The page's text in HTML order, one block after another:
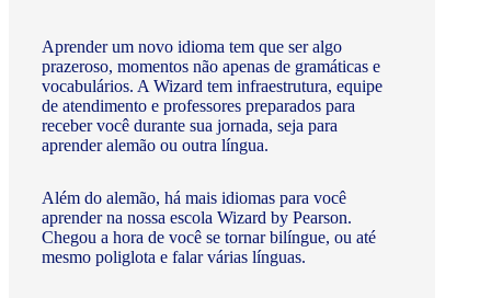
Aprender um novo idioma tem que ser algo
prazeroso, momentos não apenas de gramáticas e
vocabulários. A Wizard tem infraestrutura, equipe
de atendimento e professores preparados para
receber você durante sua jornada, seja para
aprender alemão ou outra língua.
Além do alemão, há mais idiomas para você
aprender na nossa escola Wizard by Pearson.
Chegou a hora de você se tornar bilíngue, ou até
mesmo poliglota e falar várias línguas.